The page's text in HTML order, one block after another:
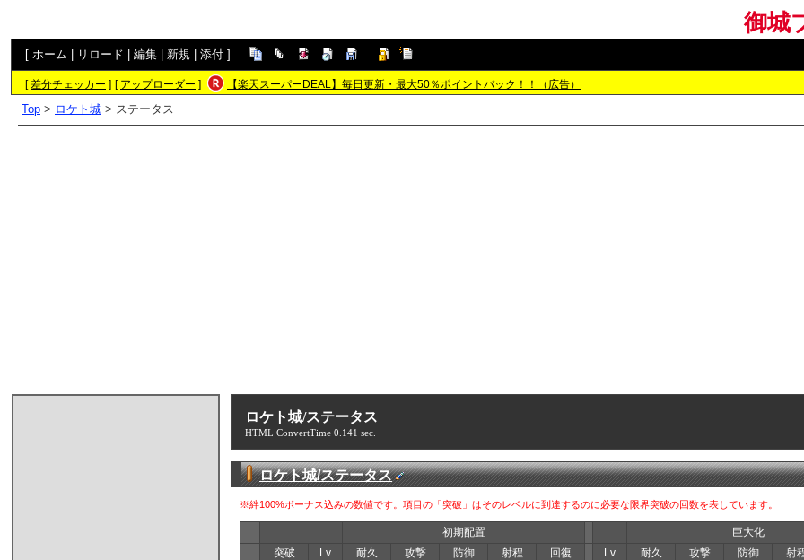
御城
[ ホーム リロード 編集 新規 添付 ]
[差分チェッカー ] [ アップローダー ] 【楽天スーパーDEAL】毎日更新・最大50％ポイントバック！！（広告）
Top > ロケト城 > ステータス
ロケト城/ステータス
HTML ConvertTime 0.141 sec.
ロケト城/ステータス
※絆100%ボーナス込みの数値です。項目の「突破」はそのレベルに到達するのに必要な限界突破の回数を表しています。
初期配置
巨大化
突破
Lv 耐久 攻撃 防御 射程 回復 Lv 耐久 攻撃 防御 射